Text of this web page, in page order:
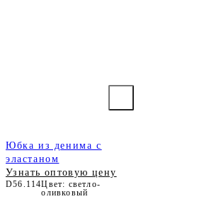
Юбка из денима с
эластаном
Узнать оптовую цену
D56.114Цвет: светло-
оливковый